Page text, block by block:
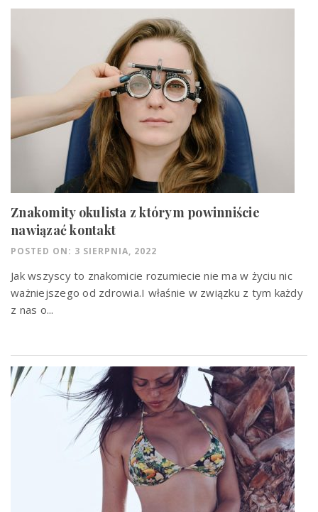
Znakomity okulista z którym powinniście
nawiązać kontakt
POSTED ON: 3 SIERPNIA, 2022
Jak wszyscy to znakomicie rozumiecie nie ma w życiu nic
ważniejszego od zdrowia.I właśnie w związku z tym każdy
z nas o...